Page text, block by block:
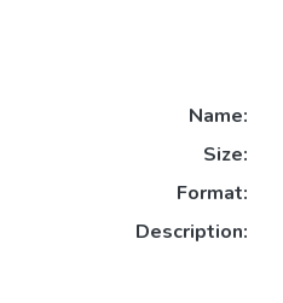
Name:
Size:
Format:
Description: